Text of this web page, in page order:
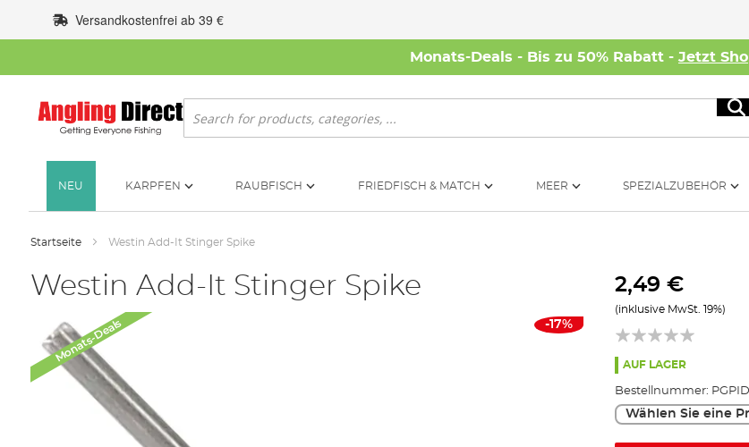
Inhalt
springen
Versandkostenfrei ab 39 €
Monats-Deals - Bis zu 50% Rabatt - Jetzt
Suche
NEU KARPFEN RAUBFISCH FRIEDFISCH & MATCH MEER SPEZIALZUBEHÖR
Startseite Westin Add-It Stinger Spike
Westin Add-It Stinger Spike
Ende
der
Bildgalerie
Monats-Deals -17%
(inklusive MwSt. 19%)
2,49 €
AUF LAGER
Bestellnummer:
Wählen Sie eine